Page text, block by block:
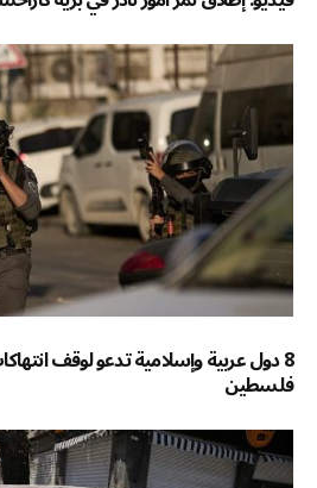
8 دول عربية وإسلامية تدعو لوقف
فلسطين